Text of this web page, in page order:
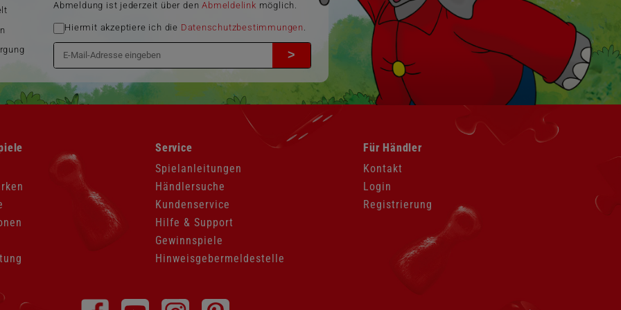
Abmeldung ist jederzeit über denAbmeldelink möglich.
Hiermit akzeptiere ich die Datenschutzbestimmungen .
>
Navigation
überspringen
Service
Spielanleitungen
Händlersuche
Kundenservice
Hilfe & Support
Gewinnspiele
Hinweisgebermeldestelle
Navigation
überspringen
Für Händler
Kontakt
Login
Registrierung